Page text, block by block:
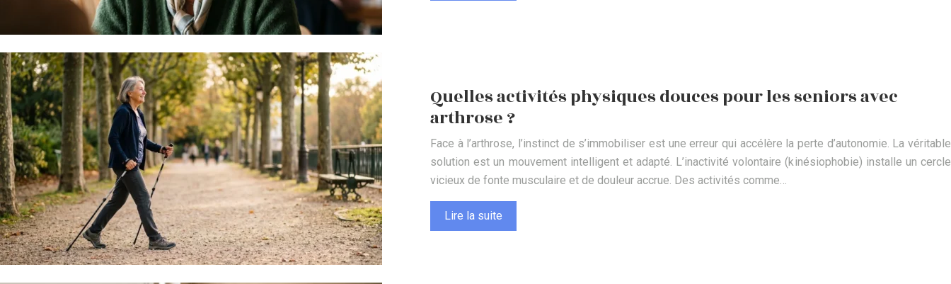
Quelles activités physiques douces pour les seniors avec
arthrose ?
Face à l’arthrose, l’instinct de s’immobiliser est une erreur qui accélère la perte d’autonomie. La véritable
solution est un mouvement intelligent et adapté. L’inactivité volontaire (kinésiophobie) installe un cercle
vicieux de fonte musculaire et de douleur accrue. Des activités comme…
Lire la suite